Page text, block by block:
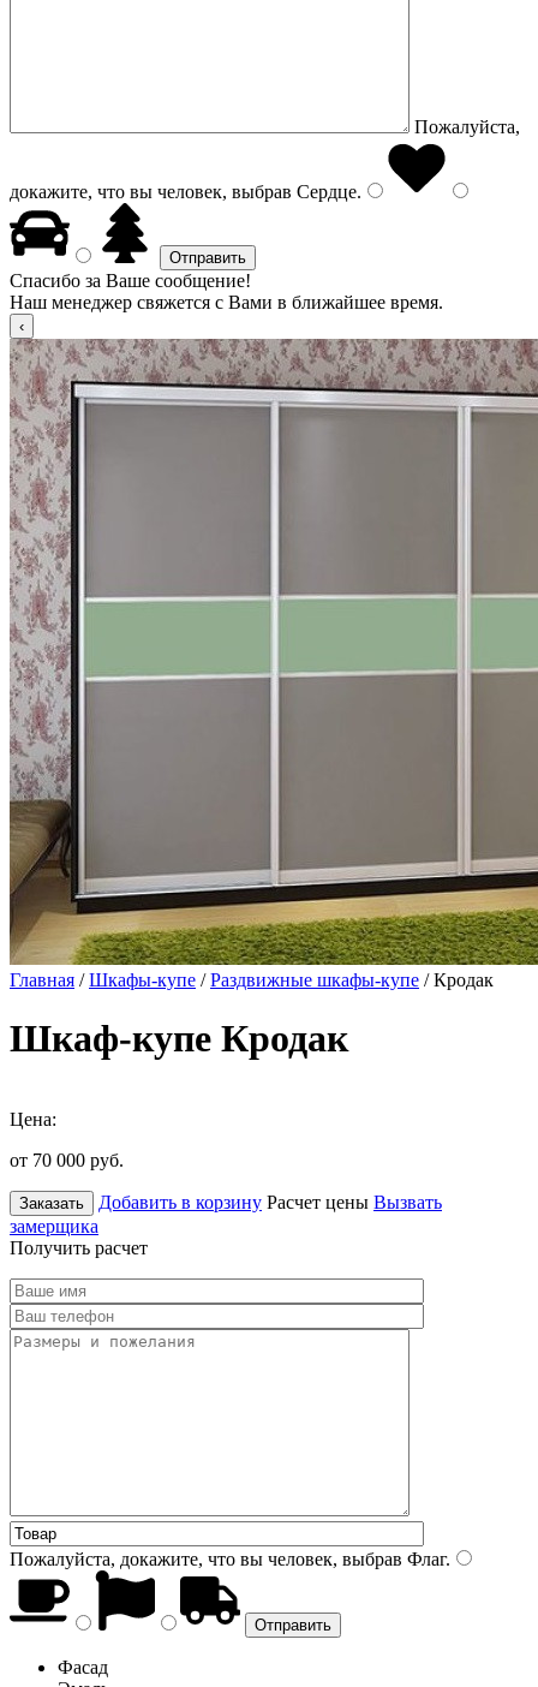
Пожалуйста,
докажите, что вы человек, выбрав Сердце.
Спасибо за Ваше сообщение!
Наш менеджер свяжется с Вами в ближайшее время.
Главная /Шкафы-купе /Раздвижные шкафы-купе / Кродак
Шкаф-купе Кродак
Цена:
от 70 000 руб.
Заказать Добавить в корзину Расчет цены Вызвать
замерщика
Получить расчет
Пожалуйста, докажите, что вы человек, выбрав Флаг.
Фасад